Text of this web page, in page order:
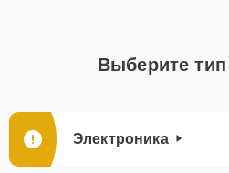
Выберите
Электроника